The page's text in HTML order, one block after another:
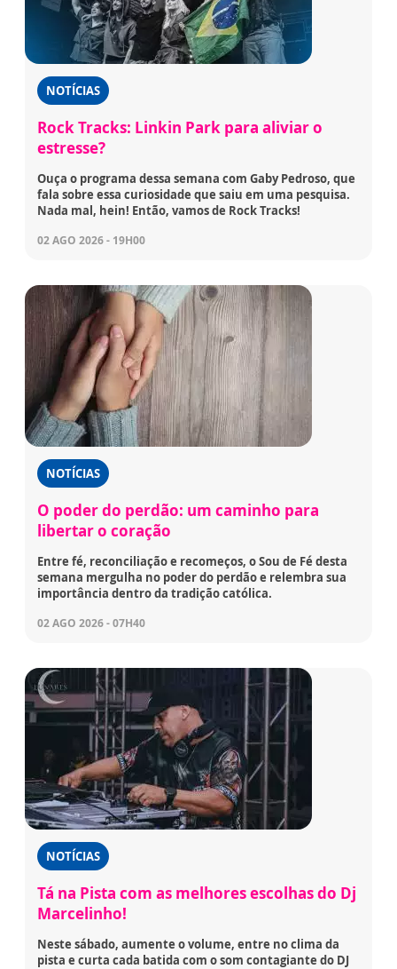
NOTÍCIAS
Rock Tracks: Linkin Park para aliviar o
estresse?
Ouça o programa dessa semana com Gaby Pedroso, que
fala sobre essa curiosidade que saiu em uma pesquisa.
Nada mal, hein! Então, vamos de Rock Tracks!
02 AGO 2026 - 19H00
NOTÍCIAS
O poder do perdão: um caminho para
libertar o coração
Entre fé, reconciliação e recomeços, o Sou de Fé desta
semana mergulha no poder do perdão e relembra sua
importância dentro da tradição católica.
02 AGO 2026 - 07H40
NOTÍCIAS
Tá na Pista com as melhores escolhas do Dj
Marcelinho!
Neste sábado, aumente o volume, entre no clima da
pista e curta cada batida com o som contagiante do DJ